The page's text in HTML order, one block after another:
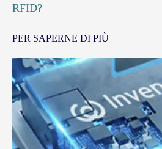
RFID?
PER SAPERNE DI PIÙ